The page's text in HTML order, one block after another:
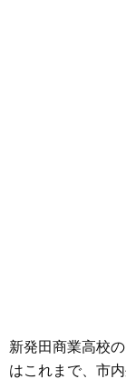
新発田商業高校
はこれまで、市